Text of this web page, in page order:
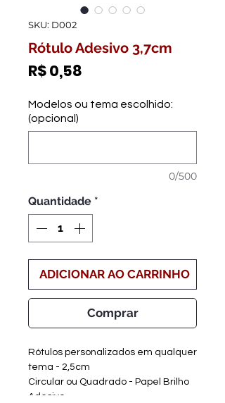
SKU: D002
Rótulo Adesivo 3,7cm
R$ 0,58
Modelos ou tema escolhido:
(opcional)
0/500
Quantidade *
ADICIONAR AO CARRINHO
Comprar
Rótulos personalizados em qualquer
tema - 2,5cm
Circular ou Quadrado - Papel Brilho
Adesivo